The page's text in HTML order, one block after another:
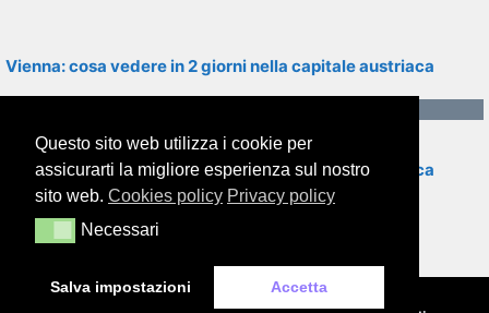
Vienna: cosa vedere in 2 giorni nella capitale austriaca
Vienna: cosa vedere in 2 giorni nella capitale austriaca
Salisburgo: cosa vedere nella città di Mozart
Questo sito web utilizza i cookie per
assicurarti la migliore esperienza sul nostro
sito web. Cookies policy Privacy policy
NecessariNecessari
Salva impostazioni Accetta